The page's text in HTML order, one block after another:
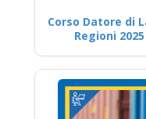
Corso Datore di
Regioni